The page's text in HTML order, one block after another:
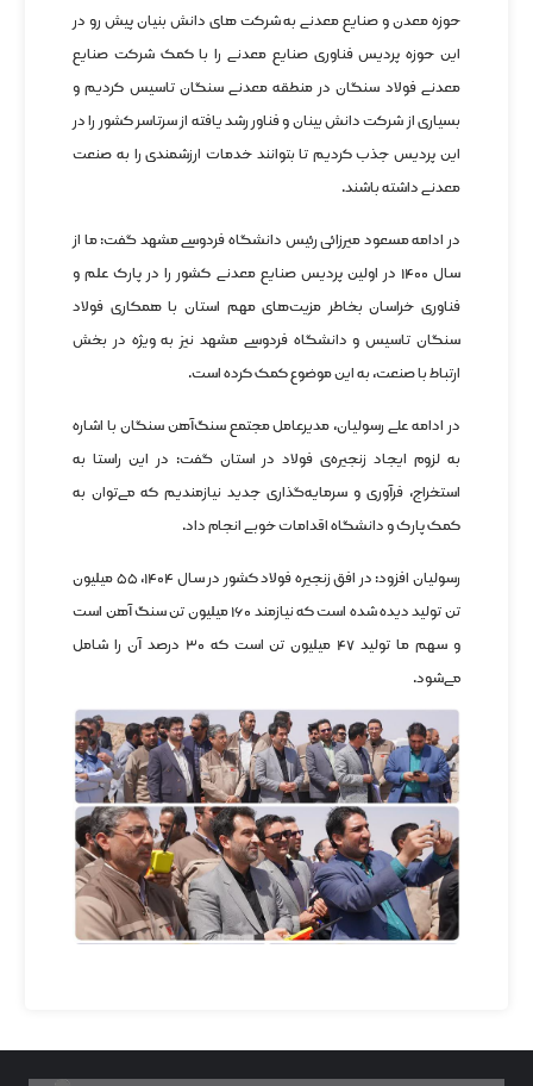
حوزه معدن و صنایع معدنی به شرکت های دانش بنیان پیش رو در
این حوزه پردیس فناوری صنایع معدنی را با کمک شرکت صنایع
معدنی فولاد سنگان در منطقه معدنی سنگان تاسیس کردیم و
بسیاری از شرکت دانش بینان و فناور رشد یافته از سرتاسر کشور را در
این پردیس جذب کردیم تا بتوانند خدمات ارزشمندی را به صنعت
معدنی داشته باشند.
در ادامه مسعود میرزائی رئیس دانشگاه فردوسی مشهد گفت: ما از
سال ۱۴۰۰ در اولین پردیس صنایع معدنی کشور را در پارک علم و
فناوری خراسان بخاطر مزیت‌های مهم استان با همکاری فولاد
سنگان تاسیس و دانشگاه فردوسی مشهد نیز به ویژه در بخش
ارتباط با صنعت، به این موضوع کمک کرده است.
در ادامه علی رسولیان، مدیرعامل مجتمع سنگ‌آهن سنگان با اشاره
به لزوم ایجاد زنجیره‌ی فولاد در استان گفت: در این راستا به
استخراج، فرآوری و سرمایه‌گذاری جدید نیازمندیم که می‌توان به
کمک پارک و دانشگاه اقدامات خوبی انجام داد.
رسولیان افزود: در افق زنجیره فولاد کشور در سال ۱۴۰۴، ۵۵ میلیون
تن تولید دیده شده است که نیازمند ۱۶۰ میلیون تن سنگ آهن است
و سهم ما تولید ۴۷ میلیون تن است که ۳۰ درصد آن را شامل
می‌شود.